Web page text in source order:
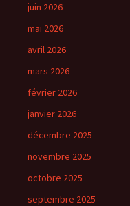
juin 2026
mai 2026
avril 2026
mars 2026
février 2026
janvier 2026
décembre 2025
novembre 2025
octobre 2025
septembre 2025